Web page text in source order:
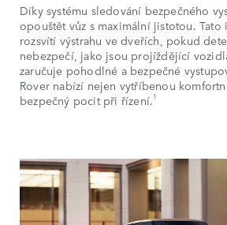
Díky systému sledování bezpečného
opouštět vůz s maximální jistotou. Tato
rozsvítí výstrahu ve dveřích, pokud
nebezpečí, jako jsou projíždějící
zaručuje pohodlné a bezpečné
Rover nabízí nejen vytříbenou
bezpečný pocit při řízení.1